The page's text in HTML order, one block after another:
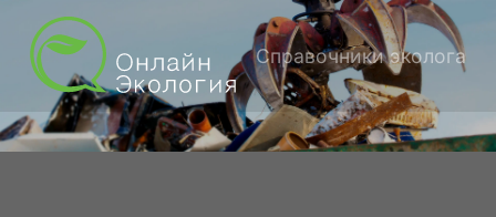
Справочники эколога